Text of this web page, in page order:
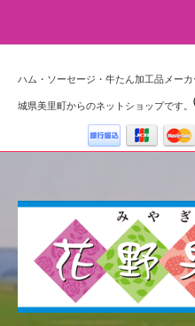
ハム・ソーセージ・牛たん加工品メー
城県美里町からのネットショップです。